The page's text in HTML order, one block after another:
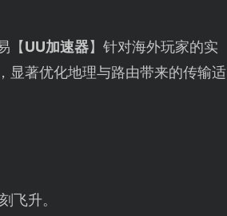
【UU加速器】针对海外玩家的实
显著优化地理与路由带来的传输适
飞升。